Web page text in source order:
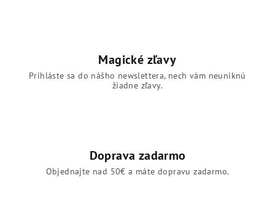
i
s
u
Magické zľavy
Prihláste sa do nášho newslettera, nech vám neuniknú
žiadne zľavy.
Doprava zadarmo
Objednajte nad 50€ a máte dopravu zadarmo.